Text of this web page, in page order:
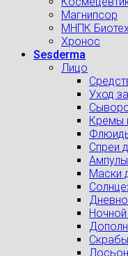
Магнипсор
МНПК
Хронос
Sesderma
Лицо
Уход
Кремы
Спреи
Маски